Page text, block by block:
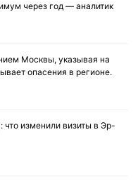
через год — аналитик
Москвы, указывая на
опасения в регионе.
что изменили визиты в Эр-